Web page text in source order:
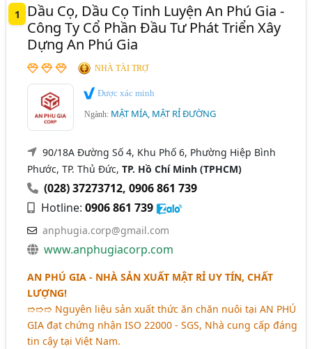
1
Dầu Cọ, Dầu Cọ Tinh Luyện An Phú Gia -
Công Ty Cổ Phần Đầu Tư Phát Triển Xây
Dựng An Phú Gia
NHÀ TÀI TRỢ
Được xác minh
Ngành: MẬT MÍA, MẬT RỈ ĐƯỜNG
90/18A Đường Số 4, Khu Phố 6, Phường Hiệp Bình
Phước, TP. Thủ Đức,TP. Hồ Chí Minh (TPHCM)
(028) 37273712,0906 861 739
Hotline:0906 861 739
anphugia.corp@gmail.com
www.anphugiacorp.com
AN PHÚ GIA - NHÀ SẢN XUẤT MẬT RỈ UY TÍN, CHẤT
LƯỢNG!
➱➱➱ Nguyên liệu sản xuất thức ăn chăn nuôi tại AN PHÚ
GIA đạt chứng nhận ISO 22000 - SGS, Nhà cung cấp đáng
tin cậy tại Việt Nam.